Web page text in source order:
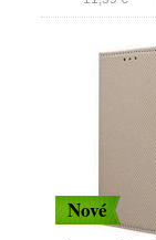
Nové